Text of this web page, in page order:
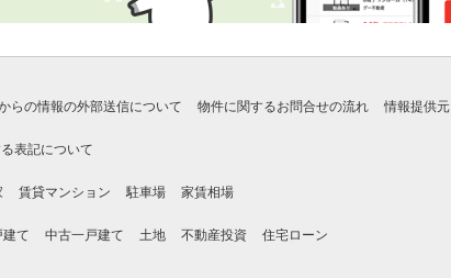
らの情報の外部送信について 物件に関するお問合せの流れ 情報提供元
表記について
賃貸マンション 駐車場 家賃相場
建て 中古一戸建て 土地 不動産投資 住宅ローン